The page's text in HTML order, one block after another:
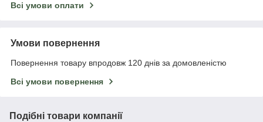
Всі умови оплати
Умови повернення
Повернення товару впродовж 120 днів за домовленістю
Всі умови повернення
Подібні товари компанії